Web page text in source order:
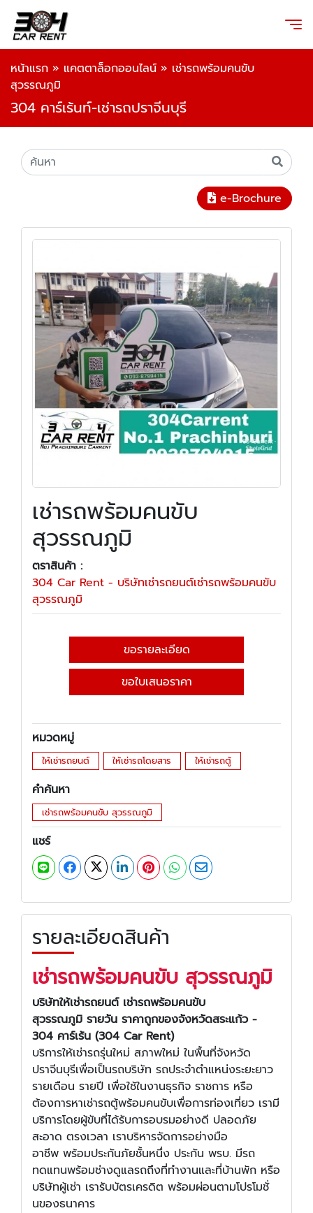
หน้าแรก » แคตตาล็อกออนไลน์ » เช่ารถพร้อมคนขับ
สุวรรณภูมิ
304 คาร์เร้นท์-เช่ารถปราจีนบุรี
e-Brochure
เช่ารถพร้อมคนขับ
สุวรรณภูมิ
ตราสินค้า :
304 Car Rent - บริษัทเช่ารถยนต์เช่ารถพร้อมคนขับ
สุวรรณภูมิ
ขอรายละเอียด
ขอใบเสนอราคา
หมวดหมู่
ให้เช่ารถยนต์ ให้เช่ารถโดยสาร ให้เช่ารถตู้
คำค้นหา
เช่ารถพร้อมคนขับ สุวรรณภูมิ
แชร์
รายละเอียดสินค้า
เช่ารถพร้อมคนขับ สุวรรณภูมิ
บริษัทให้เช่ารถยนต์ เช่ารถพร้อมคนขับ
สุวรรณภูมิ รายวัน ราคาถูกของจังหวัดสระแก้ว -
304 คาร์เร้น (304 Car Rent)
บริการให้เช่ารถรุ่นใหม่ สภาพใหม่ ในพื้นที่จังหวัด
ปราจีนบุรีเพื่อเป็นรถบริษัท รถประจำตำแหน่งระยะยาว
รายเดือน รายปี เพื่อใช้ในงานธุรกิจ ราชการ หรือ
ต้องการหาเช่ารถตู้พร้อมคนขับเพื่อการท่องเที่ยว เรามี
บริการโดยผู้ขับที่ได้รับการอบรมอย่างดี ปลอดภัย
สะอาด ตรงเวลา เราบริหารจัดการอย่างมือ
อาชีพ พร้อมประกันภัยชั้นหนึ่ง ประกัน พรบ. มีรถ
ทดแทนพร้อมช่างดูแลรถถึงที่ทำงานและที่บ้านพัก หรือ
บริษัทผู้เช่า เรารับบัตรเครดิต พร้อมผ่อนตามโปรโมชั่
นของธนาคาร